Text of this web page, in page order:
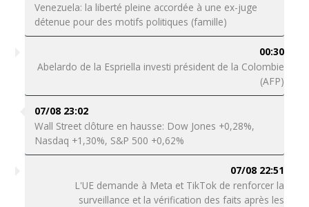
Venezuela: la liberté pleine accordée à une ex-juge
détenue pour des motifs politiques (famille)
00:30
Abelardo de la Espriella investi président de la Colombie
(AFP)
07/08 23:02
Wall Street clôture en hausse: Dow Jones +0,28%,
Nasdaq +1,30%, S&P 500 +0,62%
07/08 22:51
L'UE demande à Meta et TikTok de renforcer la
surveillance et la vérification des faits après les